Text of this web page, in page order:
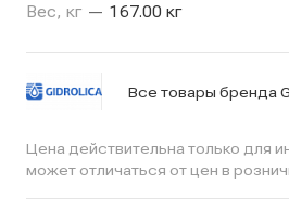
Вес, кг — 167.00 кг
Все товары бренда
Цена действительна только для
может отличаться от цен в